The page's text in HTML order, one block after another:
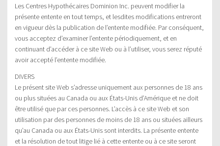
Les Centres Hypothécaires Dominion Inc. peuvent modifier la
présente entente en tout temps, et lesdites modifications entreront
en vigueur dès la publication de l’entente modifiée. Par conséquent,
vous acceptez d’examiner l’entente périodiquement, et en
continuant d’accéder à ce site Web ou à l’utiliser, vous serez réputé
avoir accepté l’entente modifiée.
DIVERS
Le présent site Web s’adresse uniquement aux personnes de 18 ans
ou plus situées au Canada ou aux États-Unis d’Amérique et ne doit
être utilisé que par ces personnes. L’accès à ce site Web et son
utilisation par des personnes de moins de 18 ans ou situées ailleurs
qu’au Canada ou aux États-Unis sont interdits. La présente entente
et la résolution de tout litige lié à cette entente ou à ce site seront